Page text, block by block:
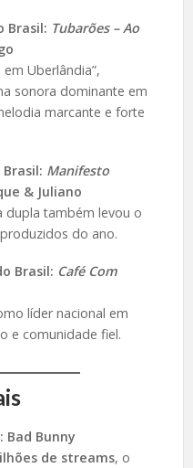
Brasil: Tubarões – Ao
Uberlândia”,
sonora dominante em
marcante e forte
Manifesto
& Juliano
dupla também levou o
do ano.
Brasil: Café Com
líder nacional em
e comunidade fiel.
Bad Bunny
de streams, o